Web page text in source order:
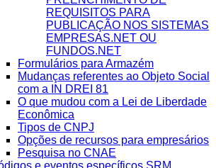
REQUISITOS PARA
PUBLICAÇÃO NOS SISTEMAS
EMPRESAS.NET OU
FUNDOS.NET
Formulários para Armazém
Mudanças referentes ao Objeto Social
com a IN DREI 81
O que mudou com a Lei de Liberdade
Econômica
Tipos de CNPJ
Opções de recursos para empresários
Pesquisa no CNAE
e eventos específicos SRM